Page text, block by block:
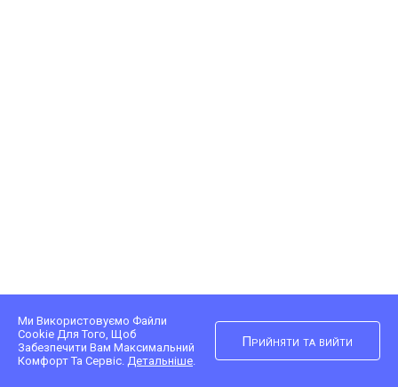
Ми Використовуємо Файли
Cookie Для Того, Щоб
Забезпечити Вам Максимальний
Комфорт Та Сервіс. Детальніше.
Прийняти та вийти